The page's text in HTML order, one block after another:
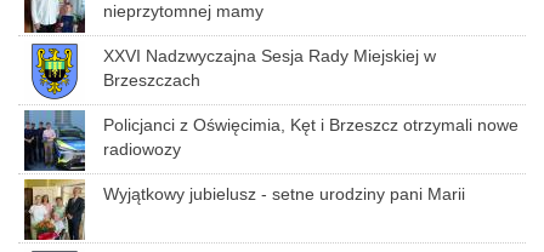
nieprzytomnej mamy
XXVI Nadzwyczajna Sesja Rady Miejskiej w
Brzeszczach
Policjanci z Oświęcimia, Kęt i Brzeszcz otrzymali nowe
radiowozy
Wyjątkowy jubielusz - setne urodziny pani Marii